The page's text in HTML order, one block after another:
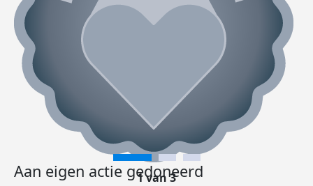
Aan eigen actie gedoneerd
1 van 3